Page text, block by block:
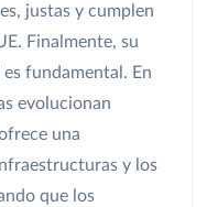
justas y cumplen
Finalmente, su
fundamental. En
evolucionan
una
y los
que los